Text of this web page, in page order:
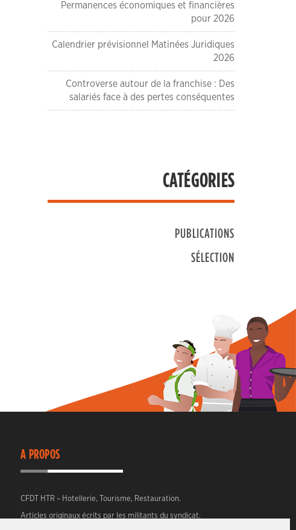
Permanences économiques et financières
pour 2026
Calendrier prévisionnel Matinées Juridiques
2026
Controverse autour de la franchise : Des
salariés face à des pertes conséquentes
CATÉGORIES
PUBLICATIONS
SÉLECTION
A PROPOS
CFDT HTR – Hotellerie, Tourisme, Restauration.
Articles originaux écrits par les militants du syndicat.